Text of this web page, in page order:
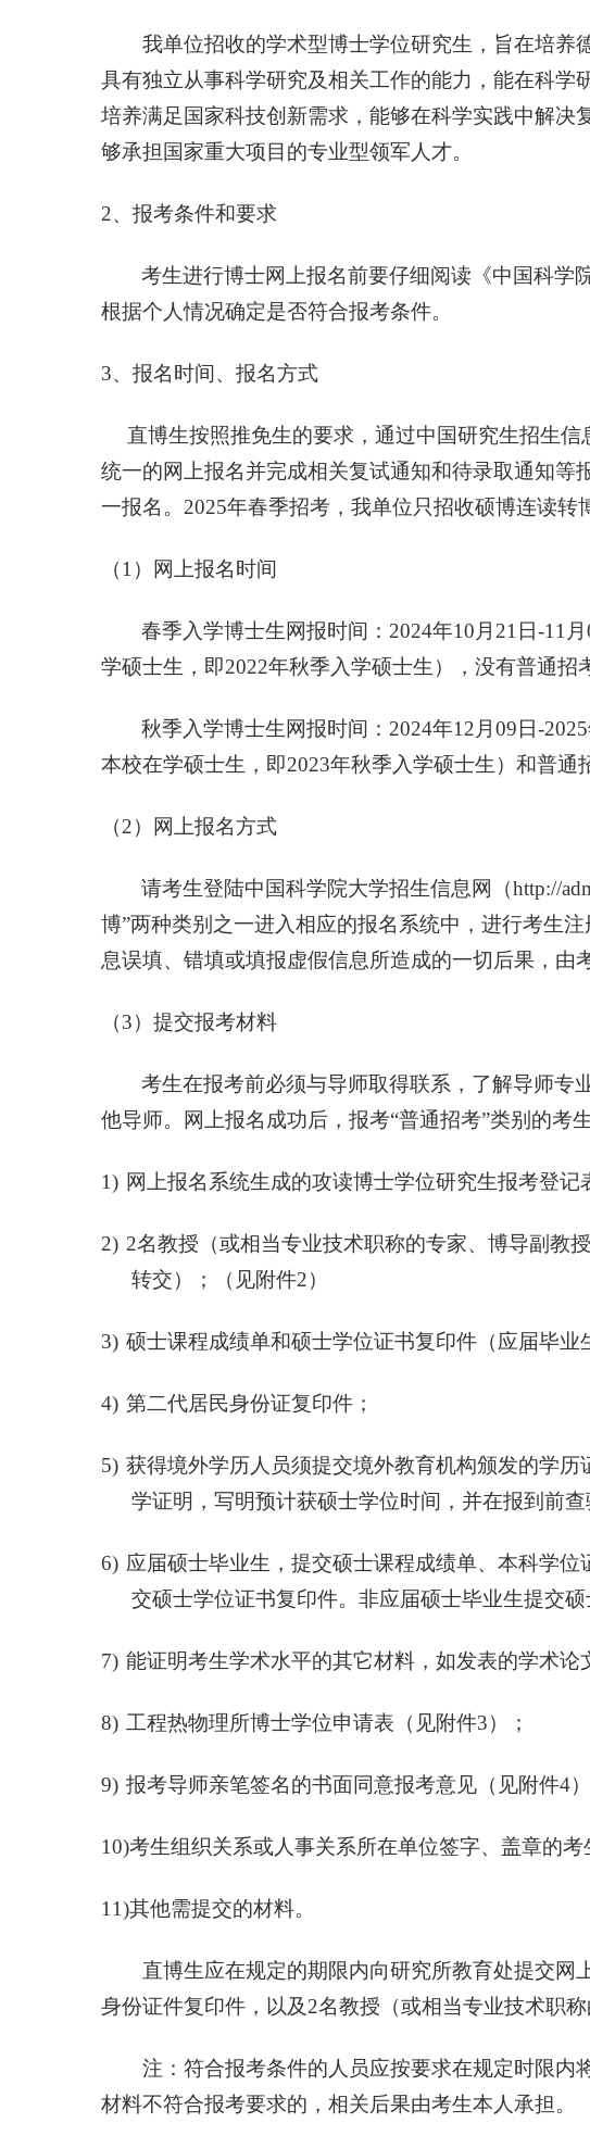
我单位招收的学术型博士学位研究生，旨在培养德
具有独立从事科学研究及相关工作的能力，能在科
培养满足国家科技创新需求，能够在科学实践中解
够承担国家重大项目的专业型领军人才。
2、报考条件和要求
考生进行博士网上报名前要仔细阅读《中国科学
根据个人情况确定是否符合报考条件。
3、报名时间、报名方式
直博生按照推免生的要求，通过中国研究生招生信
统一的网上报名并完成相关复试通知和待录取通知
一报名。 2025年春季招考，我单位只招收硕博连读转
（1 ）网上报名时间
春季入学博士生网报时间： 2024年10 月 21 日-11 月
学硕士生，即2022年秋季入学硕士生），没有普通招
秋季入学博士生网报时间： 2024年12 月 09 日-2025
本校在学硕士生，即2023年秋季入学硕士生）和普通
（2）网上报名方式
请考生登陆中国科学院大学招生信息网（http://
博”两种类别之一进入相应的报名系统中，进行考生
息误填、错填或填报虚假信息所造成的一切后果，由
（3）提交报考材料
考生在报考前必须与导师取得联系，了解导师专
他导师。网上报名成功后，报考“普通招考”类别的考
1) 网上报名系统生成的攻读博士学位研究生报考登记
2) 2名教授（或相当专业技术职称的专家、博导副教
转交）；（见附件2）
3) 硕士课程成绩单和硕士学位证书复印件（应届毕业
4) 第二代居民身份证复印件；
5) 获得境外学历人员须提交境外教育机构颁发的学
学证明，写明预计获硕士学位时间，并在报到前
6) 应届硕士毕业生，提交硕士课程成绩单、本科学
交硕士学位证书复印件。非应届硕士毕业生提交
7) 能证明考生学术水平的其它材料，如发表的学术
8) 工程热物理所博士学位申请表（见附件3）；
9) 报考导师亲笔签名的书面同意报考意见（见附件4
10)考生组织关系或人事关系所在单位签字、盖章的
11)其他需提交的材料。
直博生应在规定的期限内向研究所教育处提交网
身份证件复印件，以及2名教授（或相当专业技术职
注：符合报考条件的人员应按要求在规定时限内
材料不符合报考要求的，相关后果由考生本人承担。